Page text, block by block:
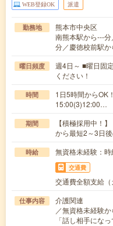
WEB登録OK 派遣
勤務地
熊本市中央区
南熊本駅から---
分／慶徳校前駅
曜日頻度
週4日～ ■曜日固
ください！
時間
1日5時間からOK
15:00(3)12:00…
期間
【積極採用中！
から最短2～3日
時給 無資格未経験：
交通費
交通費全額支給（
仕事内容
介護関連
／無資格未経験
「話し相手にな